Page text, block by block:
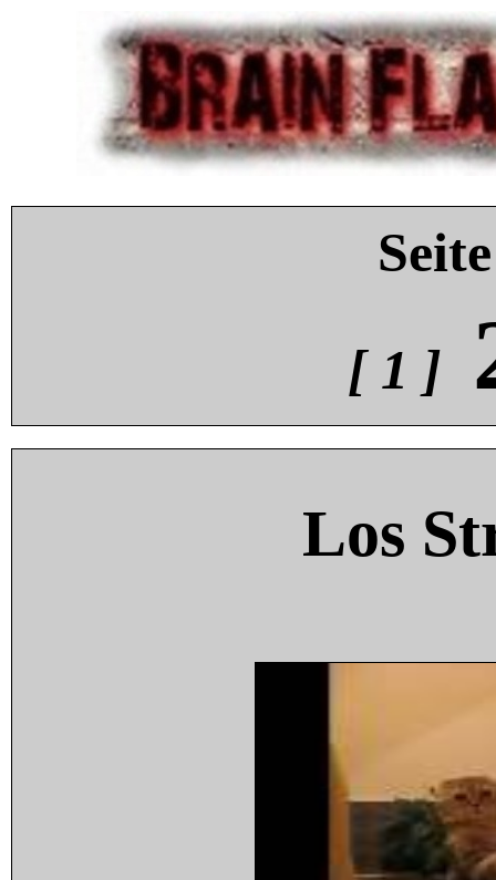
[ 1 ]
Los